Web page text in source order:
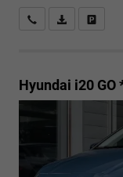
RückrufbittePDF-Datei,
Hyundai i20 GO